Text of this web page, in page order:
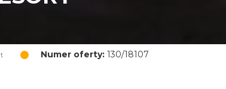
Numer oferty:130/18107